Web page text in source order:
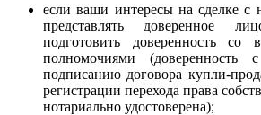
если ваши интересы на сделке с
представлять доверенное
подготовить доверенность со
полномочиями (доверенность
подписанию договора купли-
регистрации перехода права
нотариально удостоверена);